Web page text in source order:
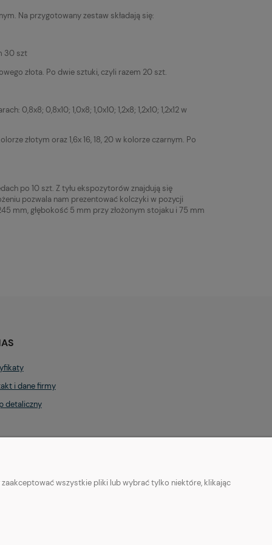
Na przygotowany zestaw składają się:
30 szt
złota. Po dwie sztuki, czyli razem 20 szt.
0,8x8; 0,8x10; 1,0x8; 1,0x10; 1,2x8; 1,2x10; 1,2x12 w
złotym oraz 1,6x 16, 18, 20 w kolorze czarnym. Po
po 10 szt. Z tyłu ekspozytorów znajdują się
pozwala nam prezentować kolczyki w pozycji
mm, głębokość 5 mm przy złożonym stojaku i 75 mm
i dane firmy
detaliczny
wszystkie pliki lub wybrać tylko niektóre, klikając